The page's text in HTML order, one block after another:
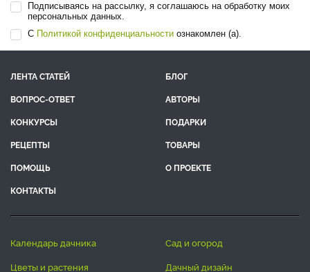
Подписываясь на рассылку, я соглашаюсь на обработку моих
персональных данных.
С Политикой конфиденциальности ознакомлен (а).
ЛЕНТА СТАТЕЙ
БЛОГ
ВОПРОС-ОТВЕТ
АВТОРЫ
КОНКУРСЫ
ПОДАРКИ
РЕЦЕПТЫ
ТОВАРЫ
ПОМОЩЬ
О ПРОЕКТЕ
КОНТАКТЫ
календарь дачника
сад и огород
цветы и растения
дачный дизайн